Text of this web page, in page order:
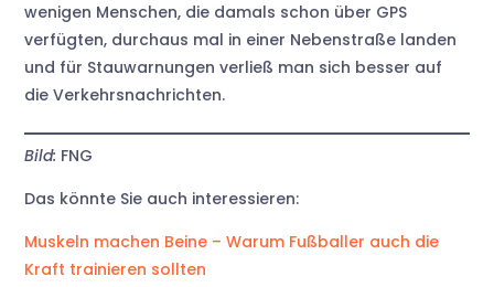
wenigen Menschen, die damals schon über GPS
verfügten, durchaus mal in einer Nebenstraße landen
und für Stauwarnungen verließ man sich besser auf
die Verkehrsnachrichten.
Bild: FNG
Das könnte Sie auch interessieren:
Muskeln machen Beine – Warum Fußballer auch die
Kraft trainieren sollten